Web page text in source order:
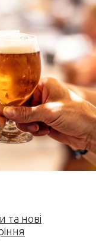
та нові